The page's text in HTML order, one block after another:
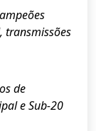
transmissões
de
e Sub-20